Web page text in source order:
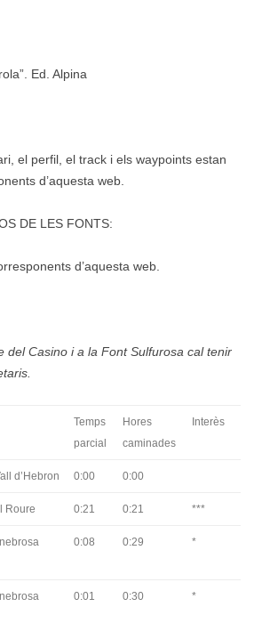
Ed. Alpina
el perfil, el track i els waypoints estan
d’aquesta web.
DE LES FONTS:
d’aquesta web.
del Casino i a la Font Sulfurosa cal tenir
Temps
parcial
Hores
caminades
Interès
d’Hebron 0:00 0:00
Roure 0:21 0:21 ***
0:08 0:29 *
0:01 0:30 *